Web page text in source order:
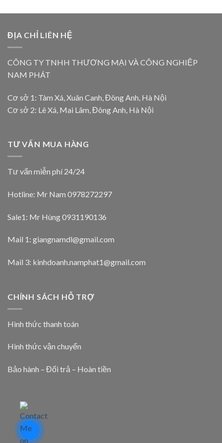
ĐỊA CHỈ LIÊN HỆ
CÔNG TY TNHH THƯƠNG MẠI VÀ CÔNG NGHIỆP
NAM PHÁT
Cơ sở 1: Tàm Xá, Xuân Canh, Đông Anh, Hà Nội
Cơ sở 2: Lê Xá, Mai Lâm, Đông Anh, Hà Nội
TƯ VẤN MUA HÀNG
Tư vấn miễn phí 24/24
Hotline: Mr Nam 0978272297
Sale1: Mr Hùng 0931190136
Mail 1: giangnamdl@gmail.com
Mail 3: kinhdoanh.namphat1@gmail.com
CHÍNH SÁCH HỖ TRỢ
Hình thức thanh toán
Hình thức vận chuyển
Bảo hành – Đổi trả – Hoàn tiền